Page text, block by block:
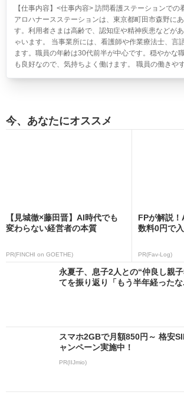
【仕事内容】<仕事内容> 訪問看護ステーションでの
アロハナースステーションは、東京都町田市森野に
す。利用者さまは高齢で、認知症や精神疾患などが
ゃいます。 当事業所には、看護師や作業療法士、言
ます。職員の年齢は30代前半が中心です。穏やかな
も良好なので、気持ちよく働けます。 職員の働きや
今、あなたにオススメ
【見城徹×藤田晋】AI時代でも
変わらない経営者の本質
PR(FINCHI on GOETHE)
FPが解説
数料0円で
PR(Fav-Log)
永夏子、息子2人との“仲良し親
てを振り返り「もう半年経ったな
スマホ2GBで月額850円～ 格安
ャンペーン実施中！
PR(IIJmio)